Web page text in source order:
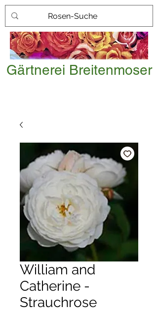
Gärtnerei Breitenmoser
William and
Catherine -
Strauchrose